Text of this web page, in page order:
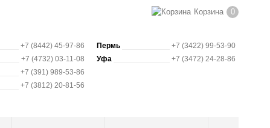
Корзина 0
+7 (8442) 45-97-86
+7 (4732) 03-11-08
+7 (391) 989-53-86
+7 (3812) 20-81-56
Пермь
+7 (3422) 99-53-90
Уфа
+7 (3472) 24-28-86